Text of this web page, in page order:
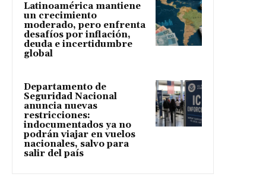
Latinoamérica mantiene
un crecimiento
moderado, pero enfrenta
desafíos por inflación,
deuda e incertidumbre
global
Departamento de
Seguridad Nacional
anuncia nuevas
restricciones:
indocumentados ya no
podrán viajar en vuelos
nacionales, salvo para
salir del país